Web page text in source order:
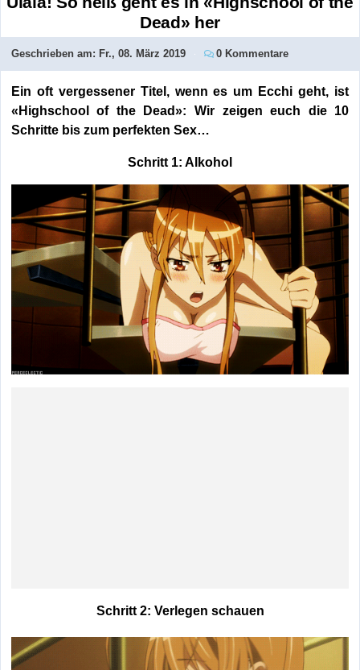
Dead» her
Geschrieben am: Fr., 08. März 2019 0 Kommentare
Ein oft vergessener Titel, wenn es um Ecchi geht, ist
«Highschool of the Dead»: Wir zeigen euch die 10
Schritte bis zum perfekten Sex…
Schritt 1: Alkohol
Schritt 2: Verlegen schauen